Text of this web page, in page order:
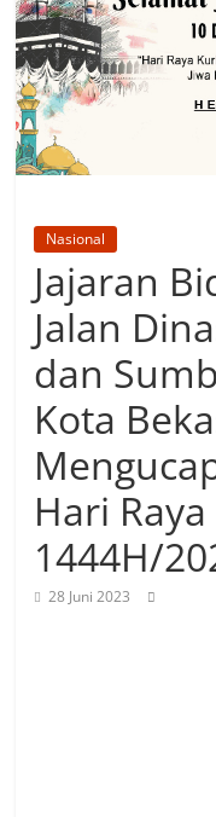
Nasional
Jajaran
Jalan
dan
Kota
Hari
1444H/
28 Juni 2023